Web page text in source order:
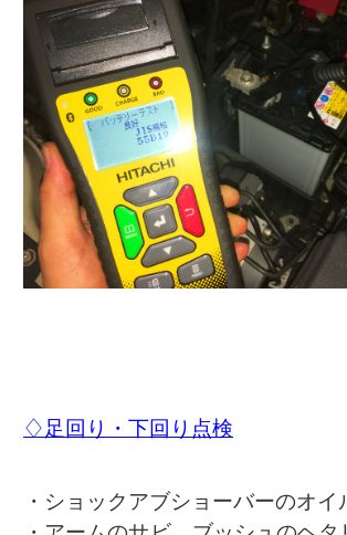
♢足回り・下回り点検
・ショックアブショーバーのオイ